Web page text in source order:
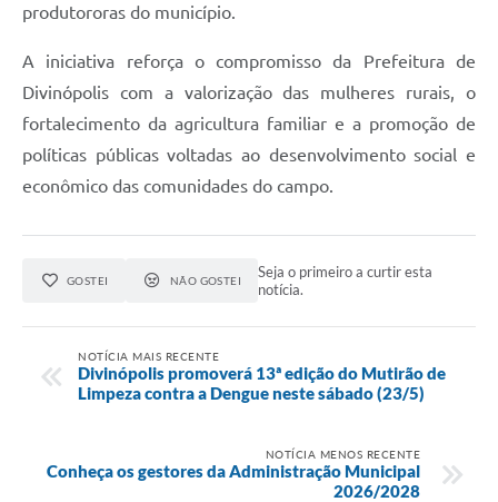
produtororas do município.
A iniciativa reforça o compromisso da Prefeitura de
Divinópolis com a valorização das mulheres rurais, o
fortalecimento da agricultura familiar e a promoção de
políticas públicas voltadas ao desenvolvimento social e
econômico das comunidades do campo.
GOSTEI NÃO GOSTEI
Seja o primeiro a curtir esta
notícia.
NOTÍCIA MAIS RECENTE
Divinópolis promoverá 13ª edição do Mutirão de
Limpeza contra a Dengue neste sábado (23/5)
NOTÍCIA MENOS RECENTE
Conheça os gestores da Administração Municipal
2026/2028